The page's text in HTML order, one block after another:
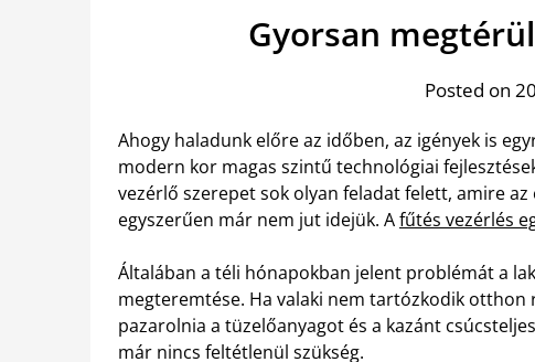
Gyorsan
Posted on
Ahogy haladunk előre az időben, az igények is
modern kor magas szintű technológiai
vezérlő szerepet sok olyan feladat felett, amire
egyszerűen már nem jut idejük. Afűtés vezérlés
Általában a téli hónapokban jelent problémát a
megteremtése. Ha valaki nem tartózkodik otthon
pazarolnia a tüzelőanyagot és a kazánt
már nincs feltétlenül szükség.